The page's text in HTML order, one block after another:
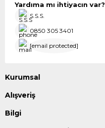
Yardıma mı ihtiyacın var?
S.S.S.
0850 305 3401
[email protected]
Kurumsal
Alışveriş
Bilgi